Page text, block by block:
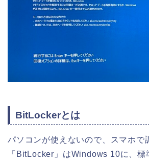
BitLockerとは
パソコンが使えないので、スマホで
「BitLocker」はWindows 10に、標